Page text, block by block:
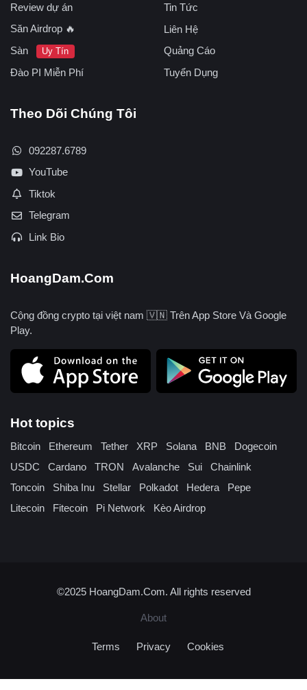
Review dự án
Săn Airdrop 🔥
Sàn
Uy Tín
Đào PI Miễn Phí
Tin Tức
Liên Hệ
Quảng Cáo
Tuyển Dụng
Theo Dõi Chúng Tôi
092287.6789
YouTube
Tiktok
Telegram
Link Bio
HoangDam.Com
Cộng đồng crypto tại việt nam 🇻🇳 Trên App Store Và Google
Play.
Hot topics
Bitcoin Ethereum Tether XRP Solana BNB
Dogecoin
USDC
Cardano TRON Avalanche Sui
Chainlink
Toncoin
Shiba Inu Stellar Polkadot Hedera
Pepe
Litecoin
Fitecoin Pi Network Kèo Airdrop
©2025 HoangDam.Com. All rights reserved
About
Terms Privacy Cookies